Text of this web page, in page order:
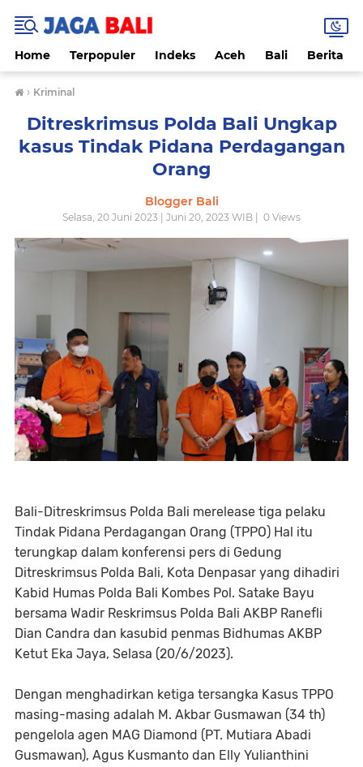
Home Terpopuler Indeks Aceh Bali Berita
› Kriminal
Ditreskrimsus Polda Bali Ungkap
kasus Tindak Pidana Perdagangan
Orang
Blogger Bali
Selasa, 20 Juni 2023 | Juni 20, 2023 WIB | 0 Views
Bali-Ditreskrimsus Polda Bali merelease tiga pelaku
Tindak Pidana Perdagangan Orang (TPPO) Hal itu
terungkap dalam konferensi pers di Gedung
Ditreskrimsus Polda Bali, Kota Denpasar yang dihadiri
Kabid Humas Polda Bali Kombes Pol. Satake Bayu
bersama Wadir Reskrimsus Polda Bali AKBP Ranefli
Dian Candra dan kasubid penmas Bidhumas AKBP
Ketut Eka Jaya, Selasa (20/6/2023).
Dengan menghadirkan ketiga tersangka Kasus TPPO
masing-masing adalah M. Akbar Gusmawan (34 th)
pengelola agen MAG Diamond (PT. Mutiara Abadi
Gusmawan), Agus Kusmanto dan Elly Yulianthini